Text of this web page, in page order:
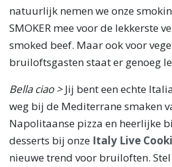
natuurlijk nemen we onze
SMOKER mee voor de lekkerste
smoked beef. Maar ook voor
bruiloftsgasten staat er genoeg
Bella ciao >Jij bent een echte
weg bij de Mediterrane smaken
Napolitaanse pizza en heerlijke
desserts bij onze Italy Live
nieuwe trend voor bruiloften.